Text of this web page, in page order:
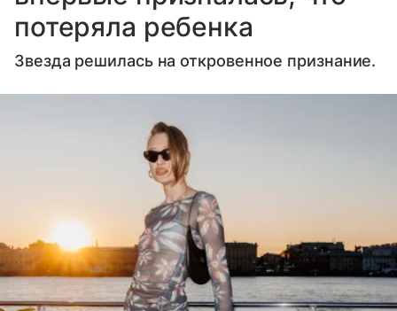
потеряла ребенка
Звезда решилась на откровенное признание.